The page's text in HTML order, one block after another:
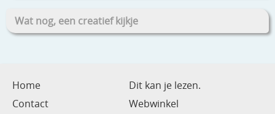
Wat nog, een creatief kijkje
Home
Dit kan je lezen.
Contact
Webwinkel